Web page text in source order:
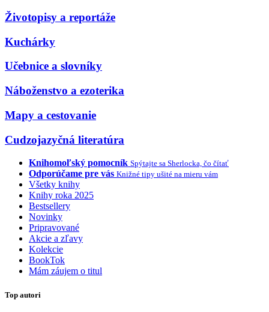
Životopisy a reportáže
Kuchárky
Učebnice a slovníky
Náboženstvo a ezoterika
Mapy a cestovanie
Cudzojazyčná literatúra
Knihomoľský pomocník Spýtajte sa Sherlocka, čo čítať
Odporúčame pre vás Knižné tipy ušité na mieru vám
Všetky knihy
Knihy roka 2025
Bestsellery
Novinky
Pripravované
Akcie a zľavy
Kolekcie
BookTok
Mám záujem o titul
Top autori